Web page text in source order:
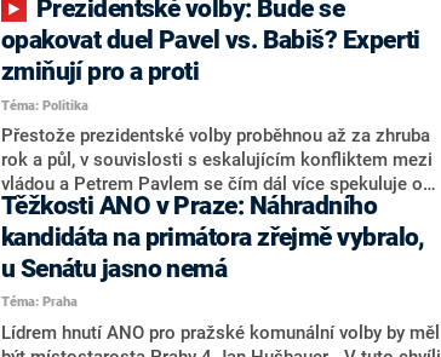
ministryně spravedlnosti ODS Eva Decroix. V
rozhovoru pro CNN Prima NEWS si nebrala servítky
ohledně politického výkonu svého nástupce Jeronýma
Tejce (za ANO) či vládní zmocněnkyně pro lidská
práva Taťány Malé (ANO). Označením „svoloč“ na
adresu vlády prý byla ještě hodná. Decroix se také
vrátila k volební porážce koalice Spolu či promluvila o
hnutí Naše Česko Martina Kuby.
opakovat duel Pavel vs. Babiš? Experti
zmiňují pro a proti
Téma: Politika
Přestože prezidentské volby proběhnou až za zhruba
rok a půl, v souvislosti s eskalujícím konfliktem mezi
vládou a Petrem Pavlem se čím dál více spekuluje o
tom, koho by do bitvy o Hrad mohla vyslat současná
koalice. Někteří političtí komentátoři znovu vytahují
jméno premiéra Andreje Babiše (ANO). Jak moc je
pravděpodobné, že se v prezidentských volbách 2028
bude znovu opakovat souboj z roku 2023?
Těžkosti ANO v Praze: Náhradního
kandidáta na primátora zřejmě vybralo,
u Senátu jasno nemá
Téma: Praha
Lídrem hnutí ANO pro pražské komunální volby by měl